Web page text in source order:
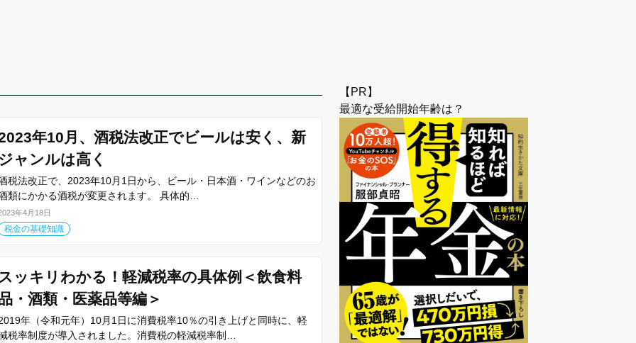
年10月、酒税法改正でビールは安く、新
ャンルは高く
税法改正で、2023年10月1日から、ビール・日本酒・ワインなどのお
類にかかる酒税が変更されます。 具体的…
年4月18日
税金の基礎知識
ッキリわかる！軽減税率の具体例＜飲食料
・酒類・医薬品等編＞
年（令和元年）10月1日に消費税率10％の引き上げと同時に、軽
税率制度が導入されました。消費税の軽減税率制…
【PR】
最適な受給開始年齢は？